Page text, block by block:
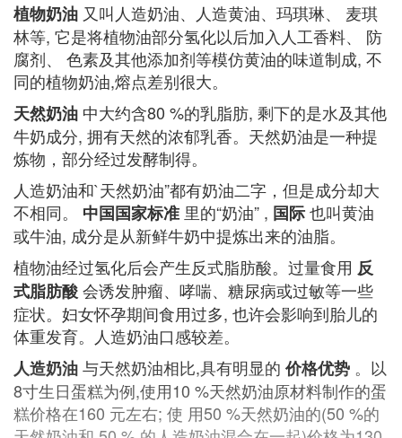
植物奶油 又叫人造奶油、人造黄油、玛琪琳、 麦琪
林等, 它是将植物油部分氢化以后加入人工香料、 防
腐剂、 色素及其他添加剂等模仿黄油的味道制成, 不
同的植物奶油,熔点差别很大。
天然奶油 中大约含80 %的乳脂肪, 剩下的是水及其他
牛奶成分, 拥有天然的浓郁乳香。天然奶油是一种提
炼物，部分经过发酵制得。
人造奶油和`天然奶油”都有奶油二字，但是成分却大
不相同。 中国国家标准 里的“奶油” , 国际也叫黄油
或牛油, 成分是从新鲜牛奶中提炼出来的油脂。
植物油经过氢化后会产生反式脂肪酸。过量食用 反
式脂肪酸会诱发肿瘤、哮喘、糖尿病或过敏等一些
症状。妇女怀孕期间食用过多, 也许会影响到胎儿的
体重发育。人造奶油口感较差。
人造奶油与天然奶油相比,具有明显的 价格优势 。以
8寸生日蛋糕为例,使用10 %天然奶油原材料制作的蛋
糕价格在160 元左右; 使 用50 %天然奶油的(50 %的